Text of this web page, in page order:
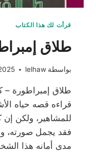
قرأت لك هذا الكتاب
طلاق
بواسطة lelhaw
طلاق إمبراطورة –
قراءه قصه حياه
للمشاهير، ولكن
فقد يجمل صورته،
مدى أمانه هذا